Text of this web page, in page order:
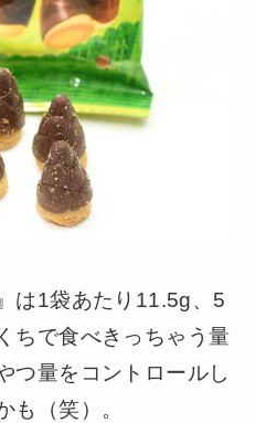
は1袋あたり11.5g、5
ちで食べきっちゃう量
つ量をコントロールし
も（笑）。